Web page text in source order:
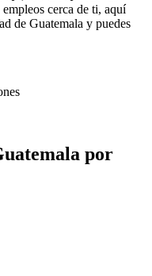
cerca de ti, aquí
de Guatemala y puedes
por